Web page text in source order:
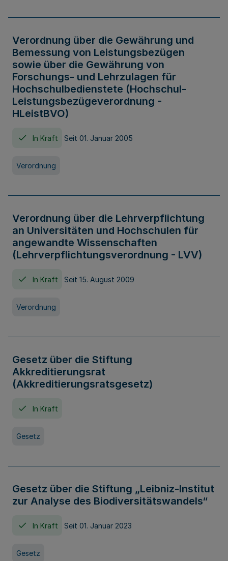
Verordnung über die Gewährung und
Bemessung von Leistungsbezügen
sowie über die Gewährung von
Forschungs- und Lehrzulagen für
Hochschulbedienstete (Hochschul-
Leistungsbezügeverordnung -
HLeistBVO)
In Kraft Seit 01. Januar 2005
Verordnung
Verordnung über die Lehrverpflichtung
an Universitäten und Hochschulen für
angewandte Wissenschaften
(Lehrverpflichtungsverordnung - LVV)
In Kraft Seit 15. August 2009
Verordnung
Gesetz über die Stiftung
Akkreditierungsrat
(Akkreditierungsratsgesetz)
In Kraft
Gesetz
Gesetz über die Stiftung „Leibniz-Institut
zur Analyse des Biodiversitätswandels“
In Kraft Seit 01. Januar 2023
Gesetz